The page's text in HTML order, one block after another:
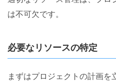
は不可欠です。
必要なリソースの特定
まずはプロジェクトの計画を